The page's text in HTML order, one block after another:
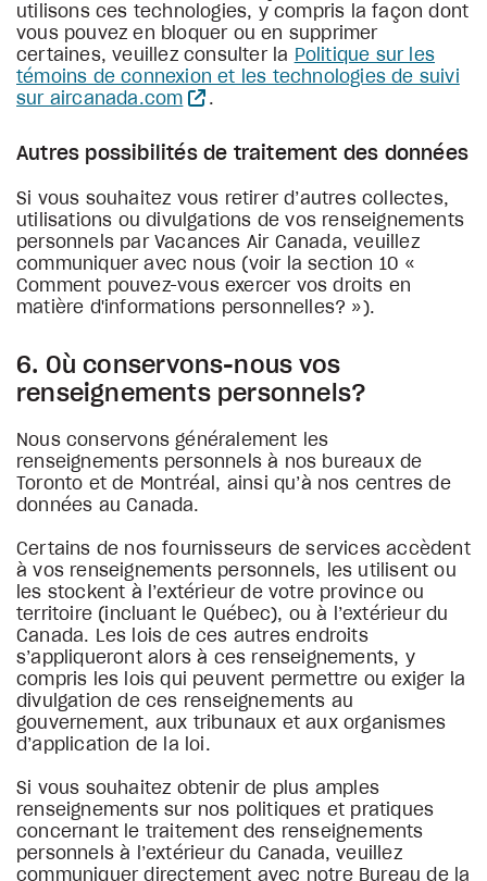
utilisons ces technologies, y compris la façon dont
vous pouvez en bloquer ou en supprimer
certaines, veuillez consulter la Politique sur les
témoins de connexion et les technologies de suivi
sur aircanada.com
.
Autres possibilités de traitement des données
Si vous souhaitez vous retirer d’autres collectes,
utilisations ou divulgations de vos renseignements
personnels par Vacances Air Canada, veuillez
communiquer avec nous (voir la section 10 «
Comment pouvez-vous exercer vos droits en
matière d'informations personnelles? »).
6. Où conservons-nous vos
renseignements personnels?
Nous conservons généralement les
renseignements personnels à nos bureaux de
Toronto et de Montréal, ainsi qu’à nos centres de
données au Canada.
Certains de nos fournisseurs de services accèdent
à vos renseignements personnels, les utilisent ou
les stockent à l’extérieur de votre province ou
territoire (incluant le Québec), ou à l’extérieur du
Canada. Les lois de ces autres endroits
s’appliqueront alors à ces renseignements, y
compris les lois qui peuvent permettre ou exiger la
divulgation de ces renseignements au
gouvernement, aux tribunaux et aux organismes
d’application de la loi.
Si vous souhaitez obtenir de plus amples
renseignements sur nos politiques et pratiques
concernant le traitement des renseignements
personnels à l’extérieur du Canada, veuillez
communiquer directement avec notre Bureau de la